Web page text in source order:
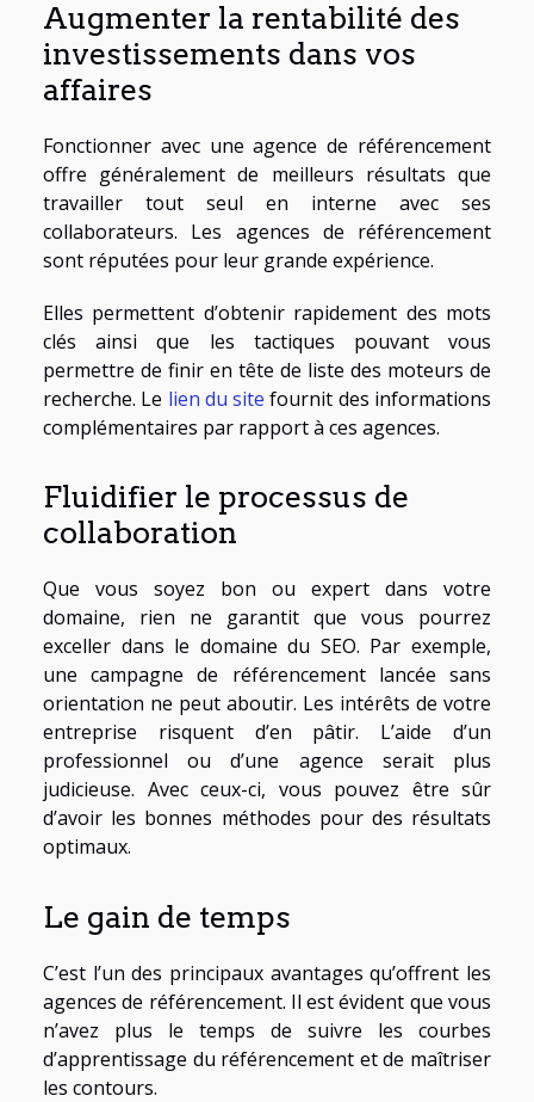
Augmenter la rentabilité des
investissements dans vos
affaires
Fonctionner avec une agence de référencement
offre généralement de meilleurs résultats que
travailler tout seul en interne avec ses
collaborateurs. Les agences de référencement
sont réputées pour leur grande expérience.
Elles permettent d’obtenir rapidement des mots
clés ainsi que les tactiques pouvant vous
permettre de finir en tête de liste des moteurs de
recherche. Le lien du site fournit des informations
complémentaires par rapport à ces agences.
Fluidifier le processus de
collaboration
Que vous soyez bon ou expert dans votre
domaine, rien ne garantit que vous pourrez
exceller dans le domaine du SEO. Par exemple,
une campagne de référencement lancée sans
orientation ne peut aboutir. Les intérêts de votre
entreprise risquent d’en pâtir. L’aide d’un
professionnel ou d’une agence serait plus
judicieuse. Avec ceux-ci, vous pouvez être sûr
d’avoir les bonnes méthodes pour des résultats
optimaux.
Le gain de temps
C’est l’un des principaux avantages qu’offrent les
agences de référencement. Il est évident que vous
n’avez plus le temps de suivre les courbes
d’apprentissage du référencement et de maîtriser
les contours.